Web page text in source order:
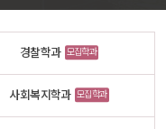
경찰학과 모집학과
사회복지학과 모집학과